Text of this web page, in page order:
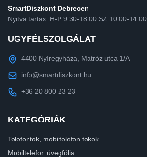
SmartDiszkont Debrecen
Nyitva tartás: H-P 9:30-18:00 SZ 10:00-14:00
ÜGYFÉLSZOLGÁLAT
4400 Nyíregyháza, Matróz utca 1/A
info@smartdiszkont.hu
+36 20 800 23 23
KATEGÓRIÁK
Telefontok, mobiltelefon tokok
Mobiltelefon üvegfólia